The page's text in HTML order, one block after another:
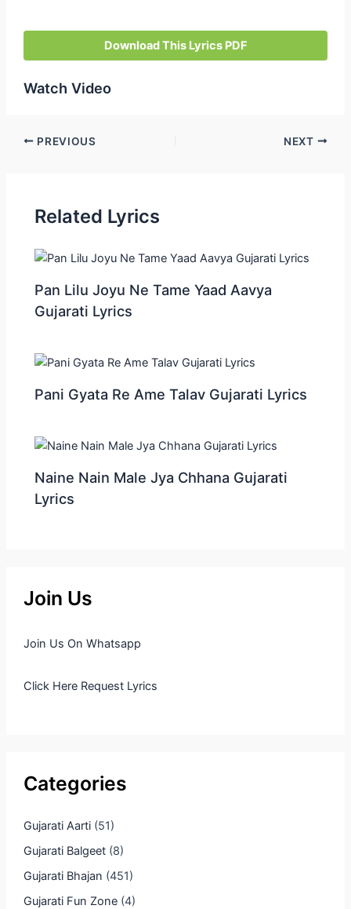
Download This Lyrics PDF
Watch Video
Post
PREVIOUS NEXT
Related Lyrics
Pan Lilu Joyu Ne Tame Yaad Aavya
Gujarati Lyrics
Pani Gyata Re Ame Talav Gujarati Lyrics
Naine Nain Male Jya Chhana Gujarati
Lyrics
Join Us
Join Us On Whatsapp
Click Here Request Lyrics
Categories
Gujarati Aarti(51)
Gujarati Balgeet(8)
Gujarati Bhajan (451)
Gujarati Fun Zone(4)